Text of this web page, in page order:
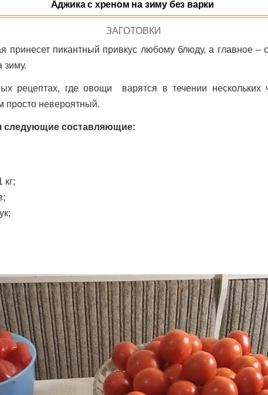
Аджика с хреном на зиму без варки
POSTED
ЗАГОТОВКИ
принесет пикантный привкус любому блюду, а главное
зиму.
рецептах, где овощи варятся в течении нескольких
просто невероятный.
следующие составляющие:
кг;